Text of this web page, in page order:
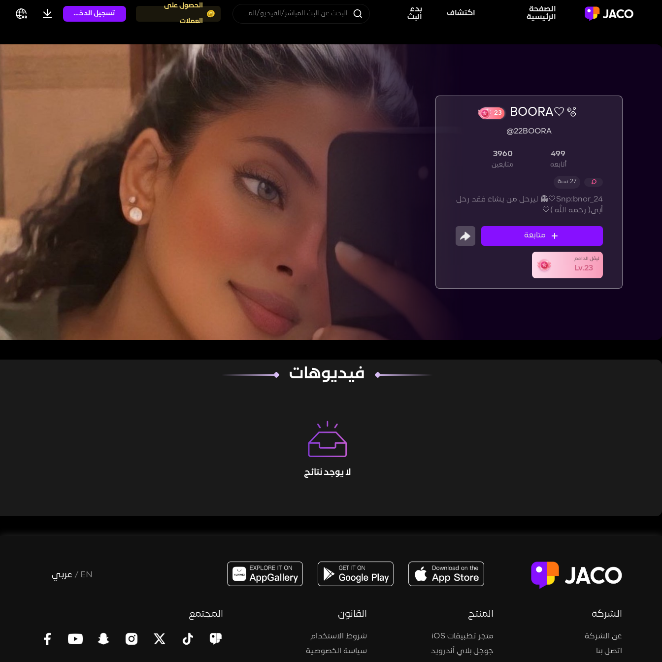
الصفحة
الرئيسية
اكتشاف
بدء
البث
البحث عن البث المباشر/الفيديو/المستخدم
الحصول على
العملات
تسجيل الدخول
BOORA🤍🫧
@22BOORA
499
أتابعه
3960
متابعين
27 سنة
Snp:bnor_24🤍👻 ليرحل من يشاء فقد رحل
أبي( رحمه الله )🤍
متابعة
ليڤل الداعم
Lv.23
فيديوهات
لا يوجد نتائج
EN
/ عربي
الشركة
عن الشركة
اتصل بنا
المنتج
متجر تطبيقات iOS
جوجل بلاي أندرويد
القانون
شروط الاستخدام
سياسة الخصوصية
المجتمع